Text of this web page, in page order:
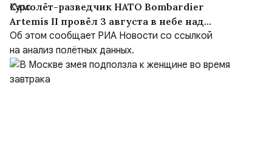
Самолёт-разведчик НАТО Bombardier
Artemis II провёл 3 августа в небе над
Чёрным морем около девяти часов
Об этом сообщает РИА Новости со ссылкой
на анализ полётных данных.